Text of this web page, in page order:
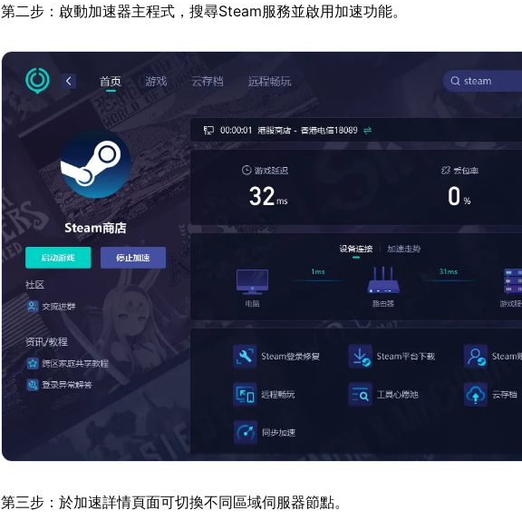
第二步：啟動加速器主程式，搜尋Steam服務並啟用加速功能。
第三步：於加速詳情頁面可切換不同區域伺服器節點。